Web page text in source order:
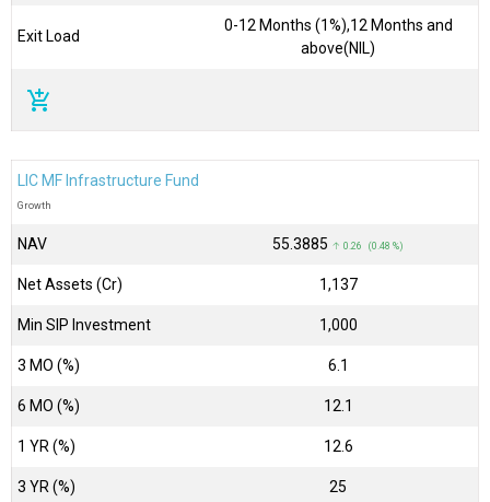
Exit Load
0-12 Months (1%),12 Months and
above(NIL)
add_shopping_cart
LIC MF Infrastructure Fund
Growth
NAV ₹55.3885 ↑ 0.26 (0.48 %)
Net Assets (Cr) ₹1,137
Min SIP Investment 1,000
3 MO (%) 6.1
6 MO (%) 12.1
1 YR (%) 12.6
3 YR (%) 25